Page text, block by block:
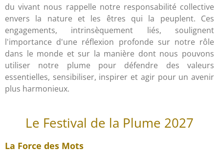
du vivant nous rappelle notre responsabilité collective
envers la nature et les êtres qui la peuplent. Ces
engagements, intrinsèquement liés, soulignent
l'importance d'une réflexion profonde sur notre rôle
dans le monde et sur la manière dont nous pouvons
utiliser notre plume pour défendre des valeurs
essentielles, sensibiliser, inspirer et agir pour un avenir
plus harmonieux.
Le Festival de la Plume 2027
La Force des Mots